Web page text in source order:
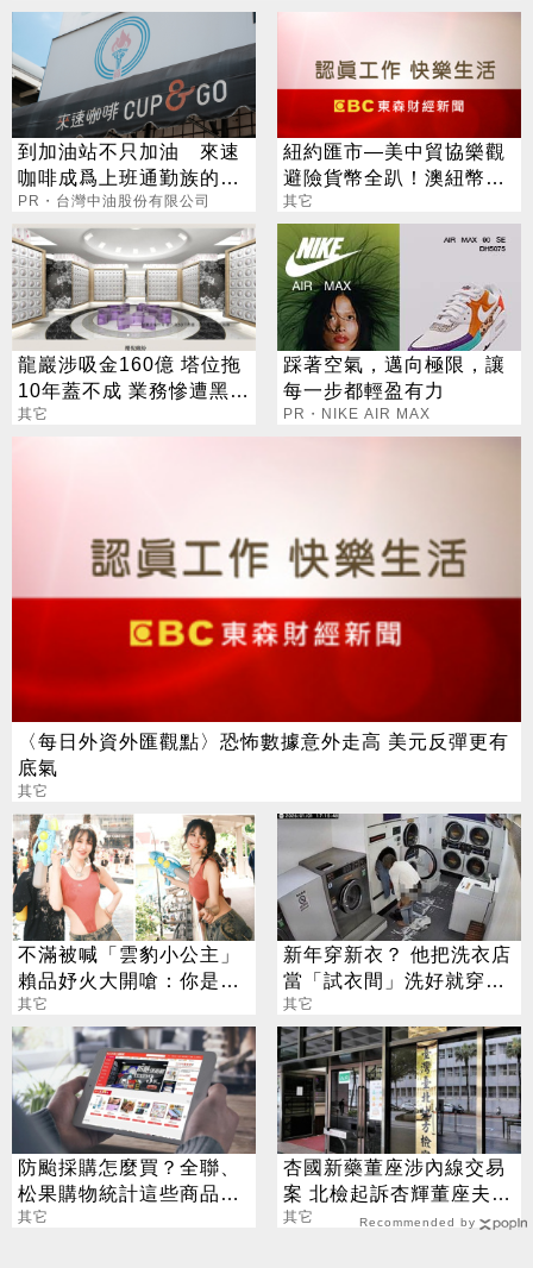
到加油站不只加油 來速
咖啡成爲上班通勤族的新
選擇
PR・台灣中油股份有限公司
紐約匯市—美中貿協樂觀
避險貨幣全趴！澳紐幣樂
漲 英鎊彈逾2%
其它
龍巖涉吸金160億 塔位拖
10年蓋不成 業務慘遭黑幫
擄走「講道理」
其它
踩著空氣，邁向極限，讓
每一步都輕盈有力
PR・NIKE AIR MAX
〈每日外資外匯觀點〉恐怖數據意外走高 美元反彈更有
底氣
其它
不滿被喊「雲豹小公主」
賴品妤火大開嗆：你是奴
才命？
其它
新年穿新衣？ 他把洗衣店
當「試衣間」洗好就穿走
在地人氣炸
其它
防颱採購怎麼買？全聯、
松果購物統計這些商品最
熱銷
其它
杏國新藥董座涉內線交易
案 北檢起訴杏輝董座夫妻
等4人
其它 Recommended by